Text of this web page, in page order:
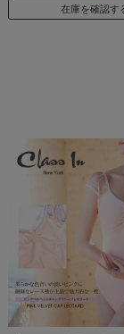
在庫を確認す